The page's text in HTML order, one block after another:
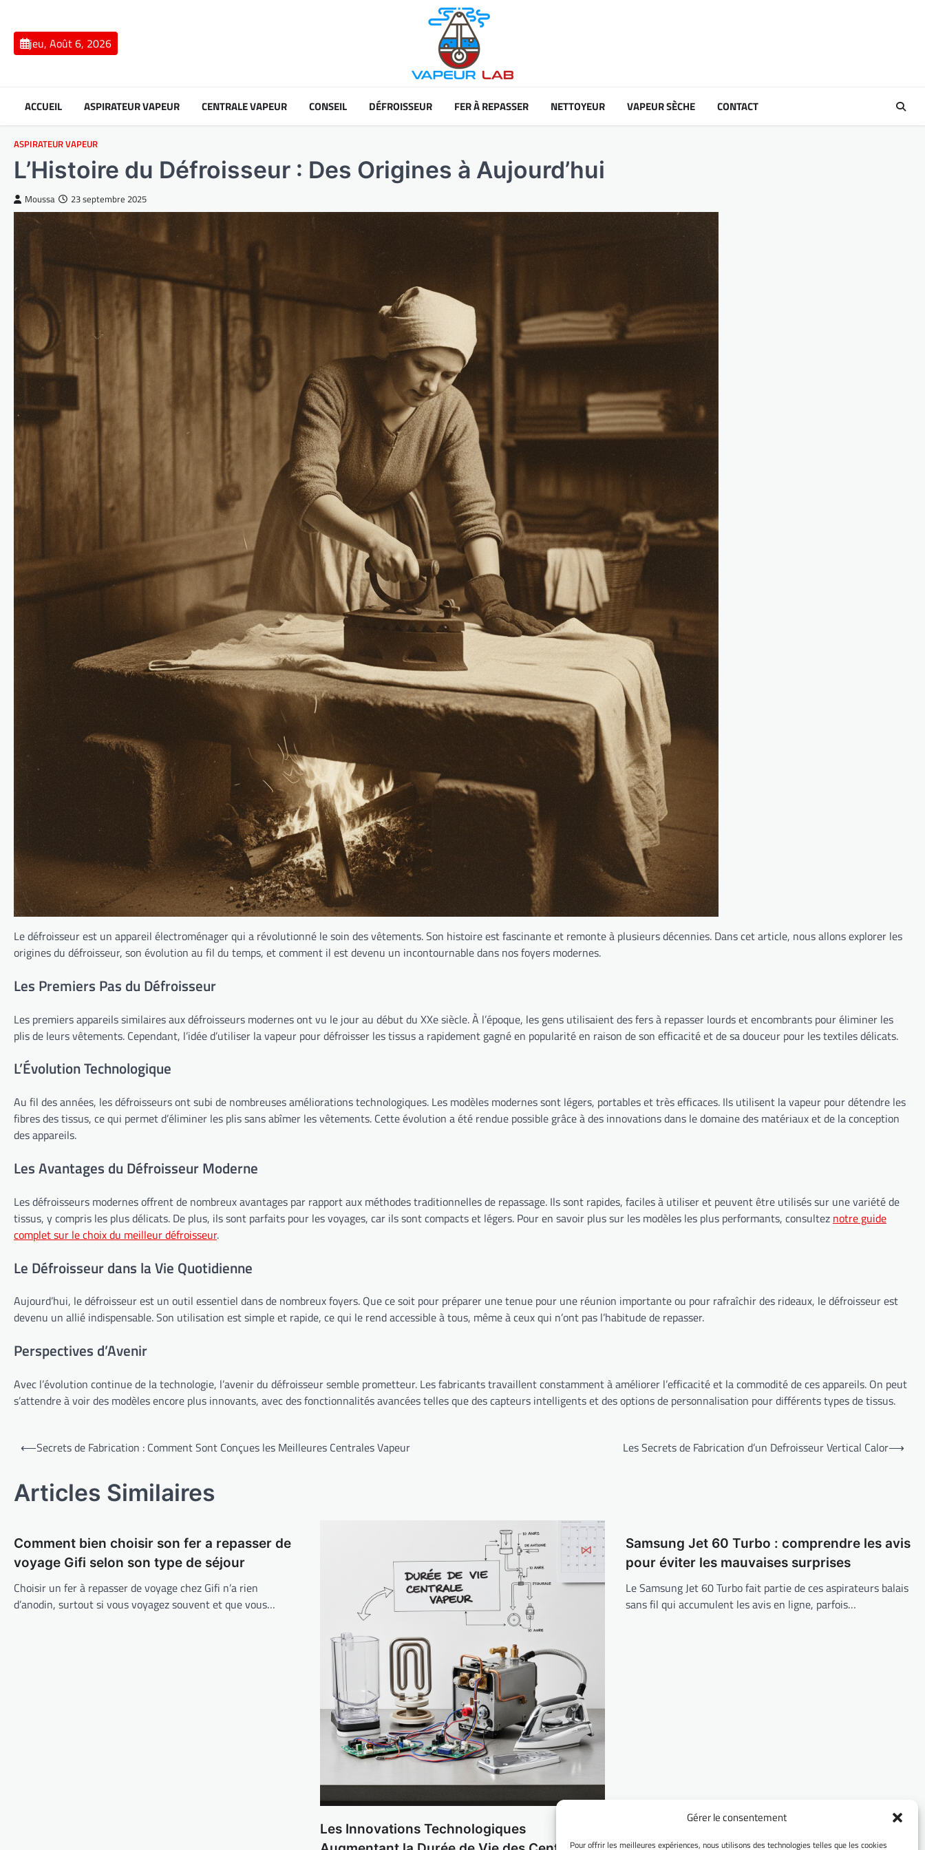
Gérer le consentement
Pour offrir les meilleures expériences, nous utilisons des technologies telles que les cookies
contentjeu, Août 6, 2026
ACCUEIL ASPIRATEUR VAPEUR CENTRALE VAPEUR CONSEIL DÉFROISSEUR FER À REPASSER NETTOYEUR VAPEUR SÈCHE CONTACT
ASPIRATEUR VAPEUR
L’Histoire du Défroisseur : Des Origines à Aujourd’hui
Moussa 23 septembre 2025
Le défroisseur est un appareil électroménager qui a révolutionné le soin des vêtements. Son histoire est fascinante et remonte à plusieurs décennies. Dans cet article, nous allons explorer les
origines du défroisseur, son évolution au fil du temps, et comment il est devenu un incontournable dans nos foyers modernes.
Les Premiers Pas du Défroisseur
Les premiers appareils similaires aux défroisseurs modernes ont vu le jour au début du XXe siècle. À l’époque, les gens utilisaient des fers à repasser lourds et encombrants pour éliminer les
plis de leurs vêtements. Cependant, l’idée d’utiliser la vapeur pour défroisser les tissus a rapidement gagné en popularité en raison de son efficacité et de sa douceur pour les textiles délicats.
L’Évolution Technologique
Au fil des années, les défroisseurs ont subi de nombreuses améliorations technologiques. Les modèles modernes sont légers, portables et très efficaces. Ils utilisent la vapeur pour détendre les
fibres des tissus, ce qui permet d’éliminer les plis sans abîmer les vêtements. Cette évolution a été rendue possible grâce à des innovations dans le domaine des matériaux et de la conception
des appareils.
Les Avantages du Défroisseur Moderne
Les défroisseurs modernes offrent de nombreux avantages par rapport aux méthodes traditionnelles de repassage. Ils sont rapides, faciles à utiliser et peuvent être utilisés sur une variété de
tissus, y compris les plus délicats. De plus, ils sont parfaits pour les voyages, car ils sont compacts et légers. Pour en savoir plus sur les modèles les plus performants, consultez notre guide
complet sur le choix du meilleur défroisseur.
Le Défroisseur dans la Vie Quotidienne
Aujourd’hui, le défroisseur est un outil essentiel dans de nombreux foyers. Que ce soit pour préparer une tenue pour une réunion importante ou pour rafraîchir des rideaux, le défroisseur est
devenu un allié indispensable. Son utilisation est simple et rapide, ce qui le rend accessible à tous, même à ceux qui n’ont pas l’habitude de repasser.
Perspectives d’Avenir
Avec l’évolution continue de la technologie, l’avenir du défroisseur semble prometteur. Les fabricants travaillent constamment à améliorer l’efficacité et la commodité de ces appareils. On peut
s’attendre à voir des modèles encore plus innovants, avec des fonctionnalités avancées telles que des capteurs intelligents et des options de personnalisation pour différents types de tissus.
Navigation
l’article
⟵Secrets de Fabrication : Comment Sont Conçues les Meilleures Centrales Vapeur Les Secrets de Fabrication d’un Defroisseur Vertical Calor⟶
Articles Similaires
Comment bien choisir son fer a repasser de
voyage Gifi selon son type de séjour
Choisir un fer à repasser de voyage chez Gifi n’a rien
d’anodin, surtout si vous voyagez souvent et que vous…
Les Innovations Technologiques
Samsung Jet 60 Turbo : comprendre les avis
pour éviter les mauvaises surprises
Le Samsung Jet 60 Turbo fait partie de ces aspirateurs balais
sans fil qui accumulent les avis en ligne, parfois…